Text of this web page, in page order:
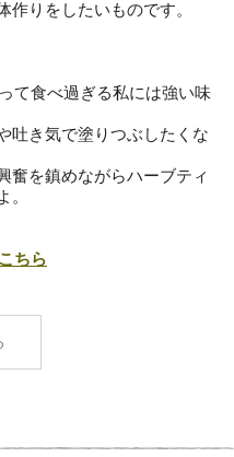
作りをしたいものです。
て食べ過ぎる私には強い味
吐き気で塗りつぶしたくな
奮を鎮めながらハーブティ
。
こちら